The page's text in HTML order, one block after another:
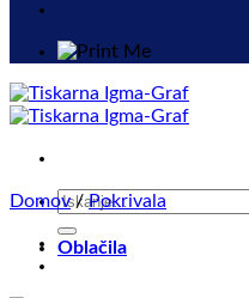
Išči:
Oblačila
Domov / Pokrivala